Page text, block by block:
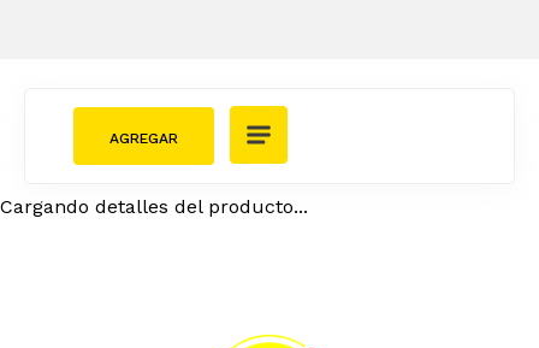
Cargando detalles del producto...